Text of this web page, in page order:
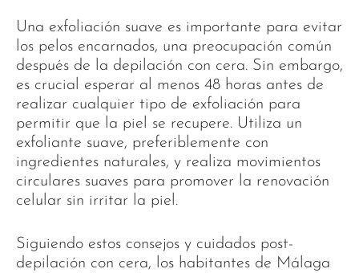
Una exfoliación suave es importante para evitar
los pelos encarnados, una preocupación común
después de la depilación con cera. Sin embargo,
es crucial esperar al menos 48 horas antes de
realizar cualquier tipo de exfoliación para
permitir que la piel se recupere. Utiliza un
exfoliante suave, preferiblemente con
ingredientes naturales, y realiza movimientos
circulares suaves para promover la renovación
celular sin irritar la piel.
Siguiendo estos consejos y cuidados post-
depilación con cera, los habitantes de Málaga